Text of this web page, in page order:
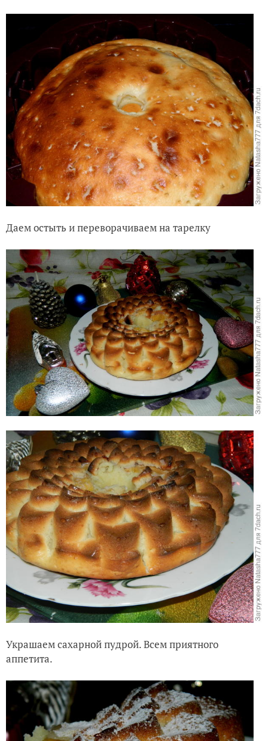
Даем остыть и переворачиваем на тарелку
Украшаем сахарной пудрой. Всем приятного
аппетита.